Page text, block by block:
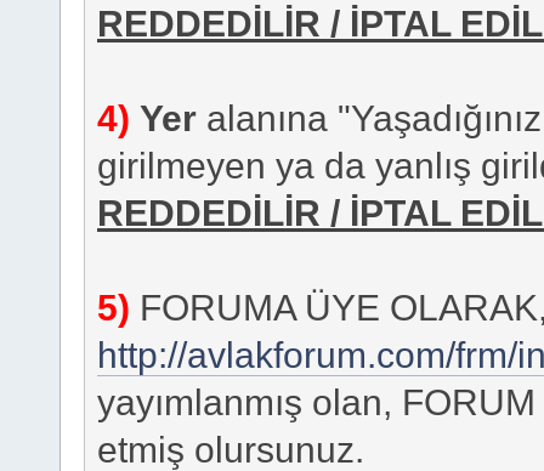
REDDEDİLİR / İPTAL
4) Yer alanına
girilmeyen ya da yanlış
REDDEDİLİR / İPTAL
5) FORUMA ÜYE
http://avlakforum.com/frm/
yayımlanmış olan,
etmiş olursunuz.